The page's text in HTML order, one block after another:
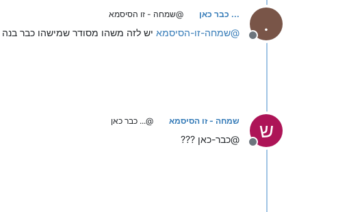
.
מנותק
... כבר כאן @שמחה - זו הסיסמא
@שמחה-זו-הסיסמא יש לזה משהו מסודר שמישהו כבר בנה
ש
מנותק
שמחה - זו הסיסמא @... כבר כאן
@כבר-כאן ???